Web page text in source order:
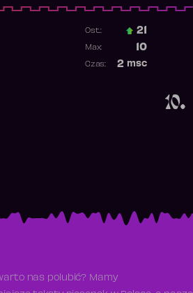
10.
Ost.: 21
10
Max:
2 msc
Czas:
nas polubić? Mamy